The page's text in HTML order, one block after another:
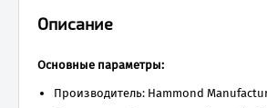
Описание
Основные параметры:
Производитель: Hammond